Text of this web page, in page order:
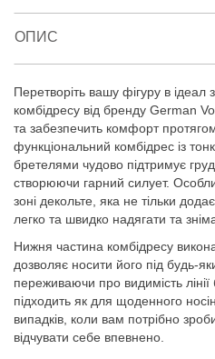
ОПИС
Перетворіть вашу фігуру в
комбідресу від бренду German
та забезпечить комфорт
функціональний комбідрес із
бретелями чудово підтримує
створюючи гарний силует.
зоні декольте, яка не тільки
легко та швидко надягати та
Нижня частина комбідресу
дозволяє носити його під будь-
переживаючи про видимість
підходить як для щоденного
випадків, коли вам потрібно
відчувати себе впевнено.